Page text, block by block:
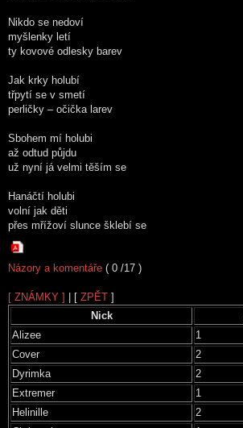
Nikdo se nedoví
myšlenky letí
ty kovové odlesky barev
Jak krky holubí
třpytí se v smetí
perličky – očička larev
Sbohem mí holubi
až odtud půjdu
už nyní já velmi těším se
Hanáčtí holubi
volní jak děti
přes mřížoví slunce šklebí se
Názory a komentáře ( 0 /17 )
[ ZNÁMKY ] | [ ZPĚT ]
Nick
Alizee
1
Cover
2
Dyrimka
2
Extremer
1
Helinille
2